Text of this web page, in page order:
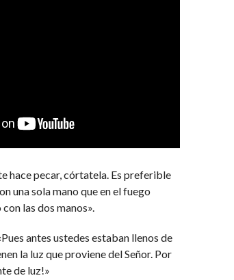
hace pecar, córtatela. Es preferible
una sola mano que en el fuego
las dos manos».
antes ustedes estaban llenos de
la luz que proviene del Señor. Por
de luz!»